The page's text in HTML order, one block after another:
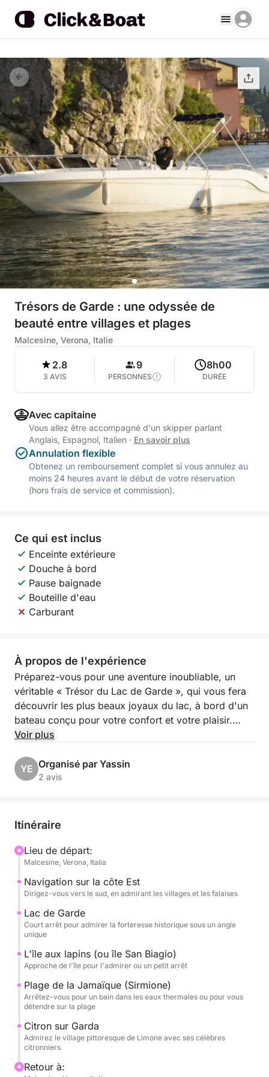
Trésors de Garde : une odyssée de
beauté entre villages et plages
Malcesine, Verona, Italie
2.8
3 AVIS
9
PERSONNES
8h00
DURÉE
Avec capitaine
Vous allez être accompagné d'un skipper parlant
Anglais, Espagnol, Italien · En savoir plus
Annulation flexible
Obtenez un remboursement complet si vous annulez au
moins 24 heures avant le début de votre réservation
(hors frais de service et commission).
Ce qui est inclus
Enceinte extérieure
Douche à bord
Pause baignade
Bouteille d'eau
Carburant
À propos de l'expérience
Préparez-vous pour une aventure inoubliable, un
véritable « Trésor du Lac de Garde », qui vous fera
découvrir les plus beaux joyaux du lac, à bord d'un
bateau conçu pour votre confort et votre plaisir.
Cette excursion est conçue pour vous offrir un
villages pittoresques aux plages enchanteresses, des
îles mystérieuses aux eaux cristallines, pour vivre
de Limone sul Garda ou de Malcesine, selon vos
Imaginez-vous naviguer tranquillement, bercé par
les vagues, tout en admirant les paysages
époustouflants qui se succèdent le long de la côte.
Vous explorerez l'élégante Malcesine, avec son
imposant château Scaligero, et la dynamique Limone
sul Garda, avec ses citronniers caractéristiques.
Vous naviguerez vers le sud, atteignant Peschiera
del Garda, une ancienne forteresse, puis remonterez
la côte ouest, admirant Salò et son charme
historique.
En chemin, vous découvrirez la charmante île des
Conigli, véritable oasis de tranquillité, et la célèbre
plage de Giamaica à Sirmione, célèbre pour ses
dalles de pierre blanche. Vous aurez l'occasion de
Voir plus
YE Organisé par Yassin
2 avis
Itinéraire
Lieu de départ:
Malcesine, Verona, Italia
Navigation sur la côte Est
Dirigez-vous vers le sud, en admirant les villages et les falaises
Lac de Garde
Court arrêt pour admirer la forteresse historique sous un angle
unique
L'île aux lapins (ou île San Biagio)
Approche de l'île pour l'admirer ou un petit arrêt
Plage de la Jamaïque (Sirmione)
Arrêtez-vous pour un bain dans les eaux thermales ou pour vous
détendre sur la plage
Citron sur Garda
Admirez le village pittoresque de Limone avec ses célèbres
citronniers
Retour à: